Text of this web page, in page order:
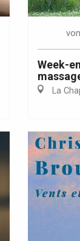
Week-
La